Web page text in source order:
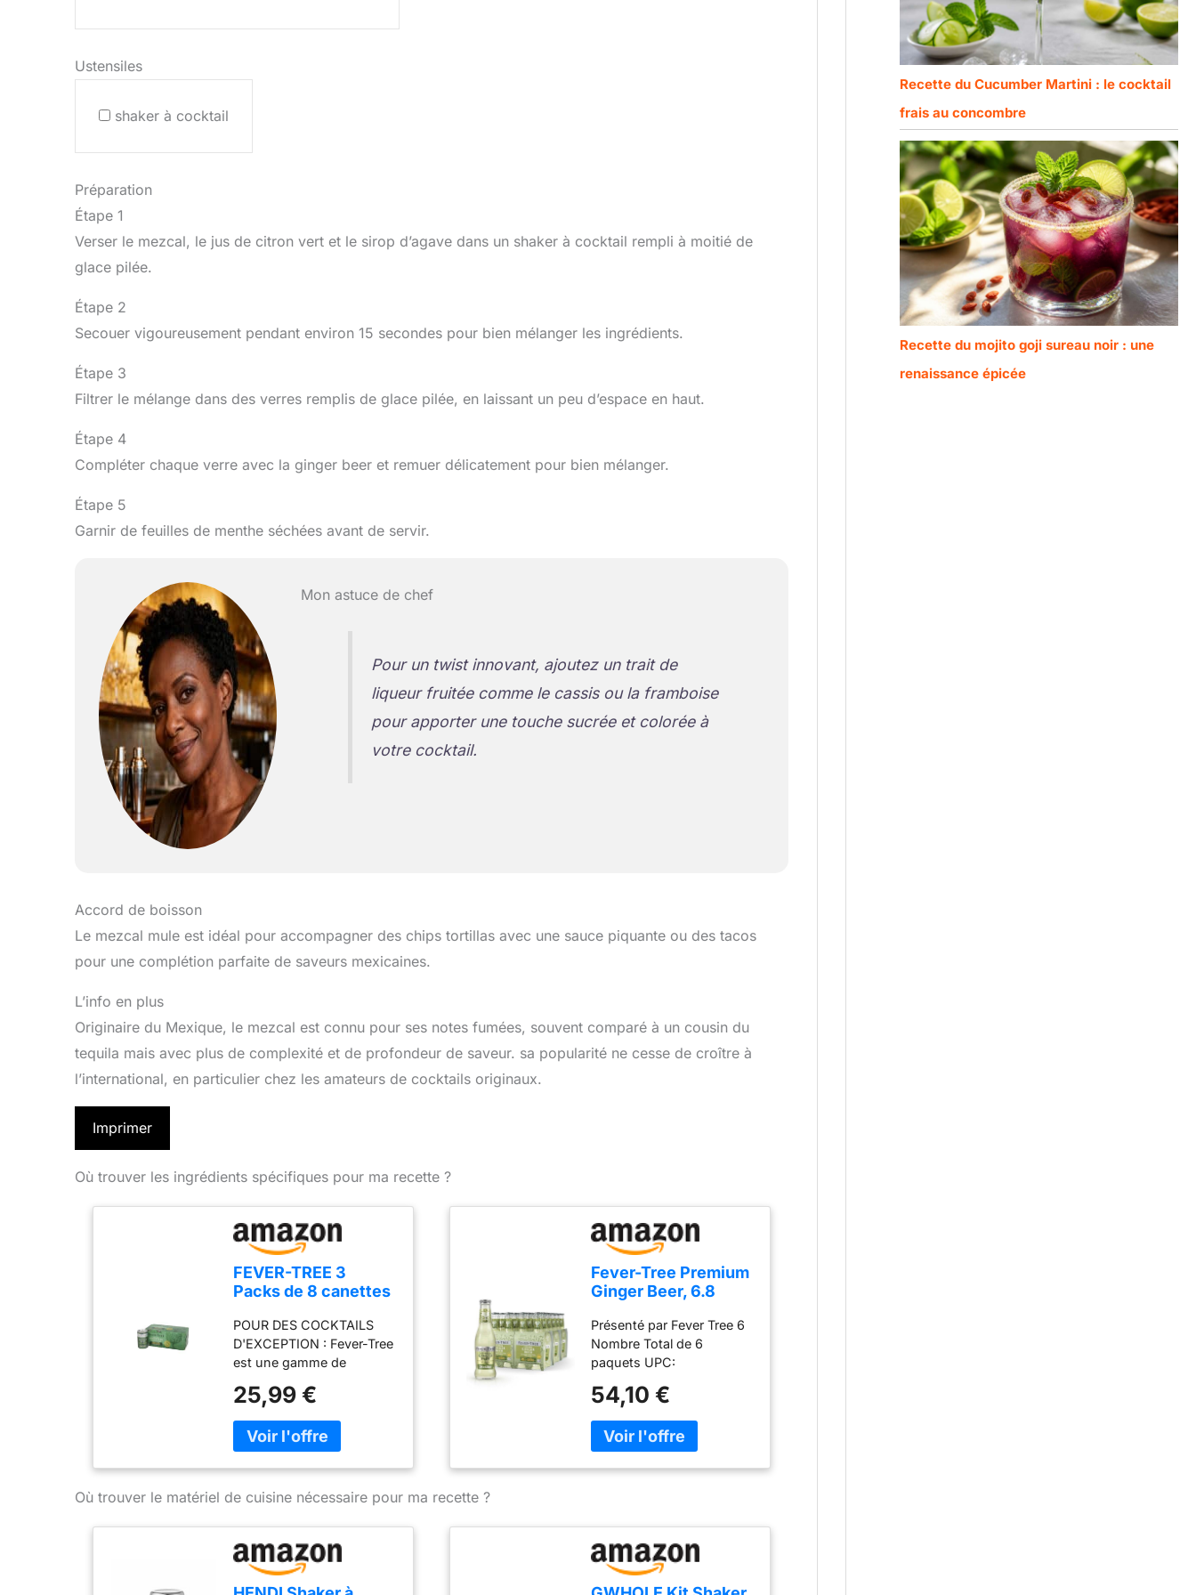
Ustensiles
shaker à cocktail
Préparation
Étape 1
Verser le mezcal, le jus de citron vert et le sirop d’agave dans un shaker à cocktail rempli à moitié de
glace pilée.
Étape 2
Secouer vigoureusement pendant environ 15 secondes pour bien mélanger les ingrédients.
Étape 3
Filtrer le mélange dans des verres remplis de glace pilée, en laissant un peu d’espace en haut.
Étape 4
Compléter chaque verre avec la ginger beer et remuer délicatement pour bien mélanger.
Étape 5
Garnir de feuilles de menthe séchées avant de servir.
Mon astuce de chef
Pour un twist innovant, ajoutez un trait de
liqueur fruitée comme le cassis ou la framboise
pour apporter une touche sucrée et colorée à
votre cocktail.
Accord de boisson
Le mezcal mule est idéal pour accompagner des chips tortillas avec une sauce piquante ou des tacos
pour une complétion parfaite de saveurs mexicaines.
L’info en plus
Originaire du Mexique, le mezcal est connu pour ses notes fumées, souvent comparé à un cousin du
tequila mais avec plus de complexité et de profondeur de saveur. sa popularité ne cesse de croître à
l’international, en particulier chez les amateurs de cocktails originaux.
Imprimer
Où trouver les ingrédients spécifiques pour ma recette ?
FEVER-TREE 3
Packs de 8 canettes
Ginger Beer
POUR DES COCKTAILS
D'EXCEPTION : Fever-Tree
est une gamme de
de haute qualité,
spécialement élaborés
pour mettre en valeur les
spiritueux les plus fins via
des cocktails délicieux et
facilement reproductibles
NATUREL : Les premium
mixers Fever-Tree ne
contiennent aucun
édulcorant ni conservateur
25,99 €
Fever-Tree Premium
Ginger Beer, 6.8
(Pack of 24)
Présenté par Fever Tree 6
Nombre Total de 6
paquets UPC:
qualité
54,10 €
Où trouver le matériel de cuisine nécessaire pour ma recette ?
Recette du Cucumber Martini : le cocktail
frais au concombre
Recette du mojito goji sureau noir : une
renaissance épicée